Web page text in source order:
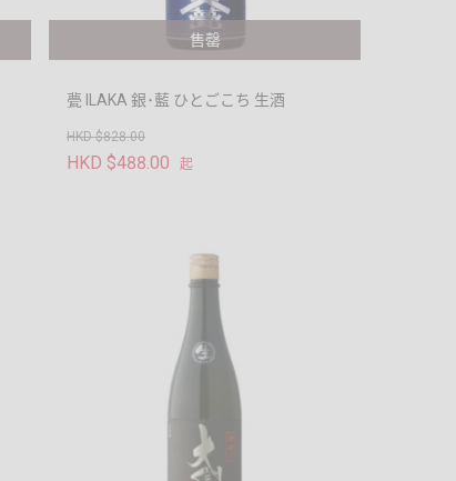
售罄
甍 ILAKA 銀･藍 ひとごこち 生酒
HKD $828.00
HKD $488.00 起